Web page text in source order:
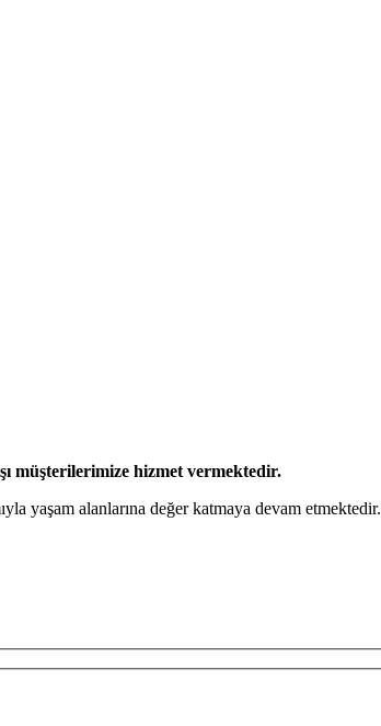
müşterilerimize hizmet vermektedir.
yaşam alanlarına değer katmaya devam etmektedir.